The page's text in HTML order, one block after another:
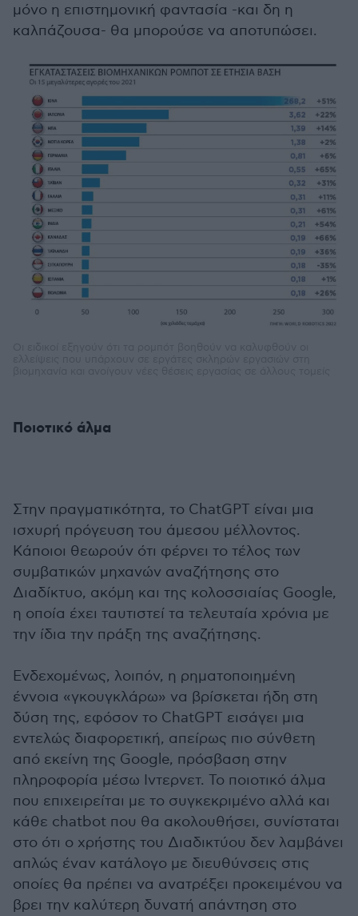
μόνο η επιστημονική φαντασία -και δη η
καλπάζουσα- θα μπορούσε να αποτυπώσει.
Ποιοτικό άλμα
Στην πραγματικότητα, το ChatGPT είναι μια
ισχυρή πρόγευση του άμεσου μέλλοντος.
Κάποιοι θεωρούν ότι φέρνει το τέλος των
συμβατικών μηχανών αναζήτησης στο
Διαδίκτυο, ακόμη και της κολοσσιαίας Google,
η οποία έχει ταυτιστεί τα τελευταία χρόνια με
την ίδια την πράξη της αναζήτησης.
Ενδεχομένως, λοιπόν, η ρηματοποιημένη
έννοια «γκουγκλάρω» να βρίσκεται ήδη στη
δύση της, εφόσον το ChatGPT εισάγει μια
εντελώς διαφορετική, απείρως πιο σύνθετη
από εκείνη της Google, πρόσβαση στην
πληροφορία μέσω Ιντερνετ. Το ποιοτικό άλμα
που επιχειρείται με το συγκεκριμένο αλλά και
κάθε chatbot που θα ακολουθήσει, συνίσταται
στο ότι ο χρήστης του Διαδικτύου δεν λαμβάνει
απλώς έναν κατάλογο με διευθύνσεις στις
οποίες θα πρέπει να ανατρέξει προκειμένου να
βρει την καλύτερη δυνατή απάντηση στο